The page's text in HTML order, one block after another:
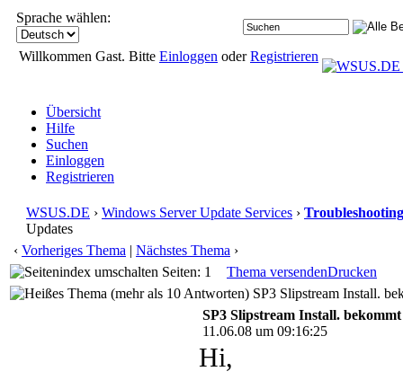
Sprache wählen:
Willkommen Gast. Bitte Einloggen oderRegistrieren
Übersicht
Hilfe
Suchen
Einloggen
Registrieren
WSUS.DE › Windows Server Update Services › Troubleshooting
Updates
‹ Vorheriges Thema | Nächstes Thema ›
Seiten: 1
Thema versendenDrucken
SP3 Slipstream Install.
SP3 Slipstream Install.
11.06.08 um 09:16:25
Hi,